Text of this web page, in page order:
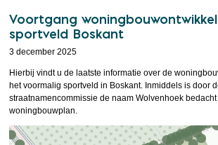
Voortgang
sportveld Boskant
3 december 2025
Hierbij vindt u de laatste informatie over de
het voormalig sportveld in Boskant. Inmiddels is door
straatnamencommissie de naam Wolvenhoek
woningbouwplan.